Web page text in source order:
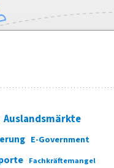
Auslandsmärkte
E-Government
Fachkräftemangel